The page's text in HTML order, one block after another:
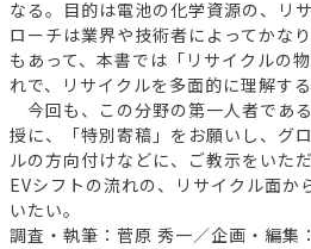
なる。目的は電池の化学資源の、リ
ローチは業界や技術者によってかな
もあって、本書では「リサイクルの
れで、リサイクルを多面的に理解す
今回も、この分野の第一人者であ
授に、「特別寄稿」をお願いし、グ
ルの方向付けなどに、ご教示をいた
EVシフトの流れの、リサイクル面か
いたい。
調査・執筆：菅原 秀一／企画・編集